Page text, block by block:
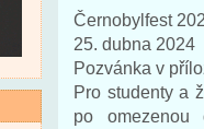
Černobylfest
25. dubna 2024
Pozvánka v
Pro studenty a
po omezenou